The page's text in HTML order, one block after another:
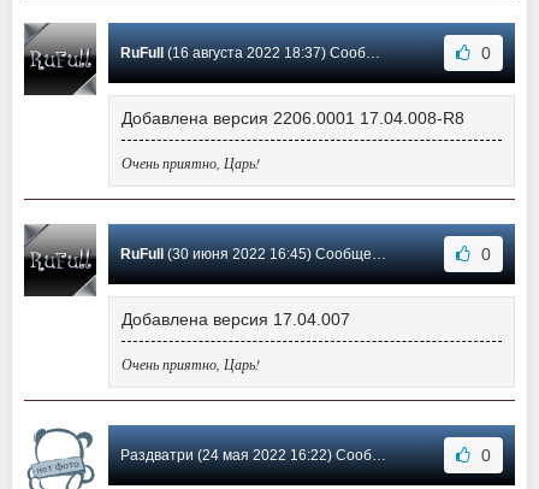
RuFull (16 августа 2022 18:37) Сообщение #12 0
Добавлена версия 2206.0001 17.04.008-R8
Очень приятно, Царь!
RuFull (30 июня 2022 16:45) Сообщение #11 0
Добавлена версия 17.04.007
Очень приятно, Царь!
Раздватри (24 мая 2022 16:22) Сообщение #10 0